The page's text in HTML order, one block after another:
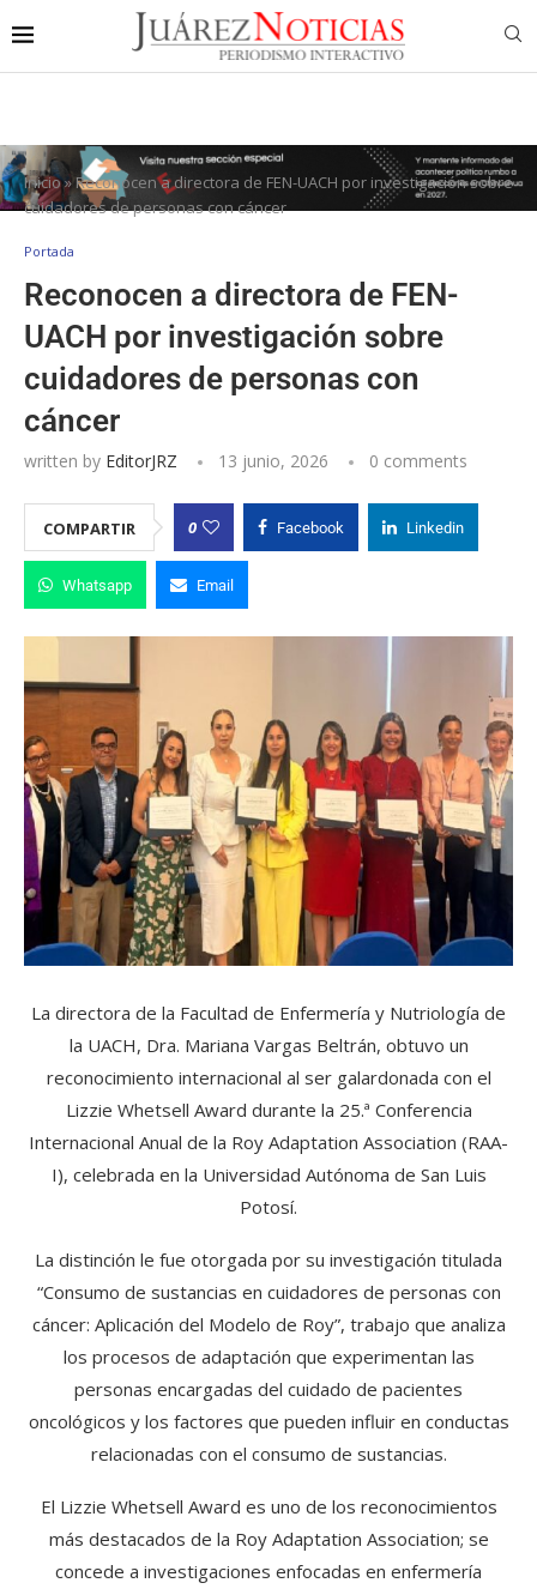
Inicio»Reconocen a directora de FEN-UACH por investigación sobre
cuidadores de personas con cáncer
Portada
Reconocen a directora de FEN-
UACH por investigación sobre
cuidadores de personas con
cáncer
written by EditorJRZ 13 junio, 2026 0 comments
COMPARTIR 0 Facebook Linkedin
Whatsapp Email
La directora de la Facultad de Enfermería y Nutriología de
la UACH, Dra. Mariana Vargas Beltrán, obtuvo un
reconocimiento internacional al ser galardonada con el
Lizzie Whetsell Award durante la 25.ª Conferencia
Internacional Anual de la Roy Adaptation Association (RAA-
I), celebrada en la Universidad Autónoma de San Luis
Potosí.
La distinción le fue otorgada por su investigación titulada
“Consumo de sustancias en cuidadores de personas con
cáncer: Aplicación del Modelo de Roy”, trabajo que analiza
los procesos de adaptación que experimentan las
personas encargadas del cuidado de pacientes
oncológicos y los factores que pueden influir en conductas
relacionadas con el consumo de sustancias.
El Lizzie Whetsell Award es uno de los reconocimientos
más destacados de la Roy Adaptation Association; se
concede a investigaciones enfocadas en enfermería